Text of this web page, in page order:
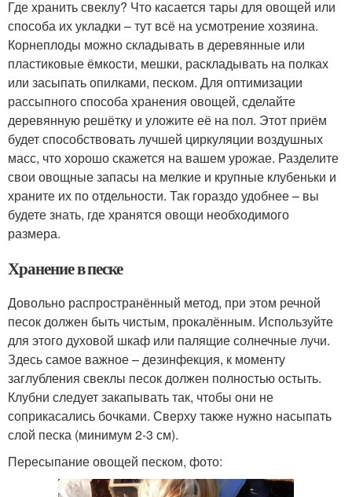
Где хранить свеклу? Что касается тары для овощей или
способа их укладки – тут всё на усмотрение хозяина.
Корнеплоды можно складывать в деревянные или
пластиковые ёмкости, мешки, раскладывать на полках
или засыпать опилками, песком. Для оптимизации
рассыпного способа хранения овощей, сделайте
деревянную решётку и уложите её на пол. Этот приём
будет способствовать лучшей циркуляции воздушных
масс, что хорошо скажется на вашем урожае. Разделите
свои овощные запасы на мелкие и крупные клубеньки и
храните их по отдельности. Так гораздо удобнее – вы
будете знать, где хранятся овощи необходимого
размера.
Хранение в песке
Довольно распространённый метод, при этом речной
песок должен быть чистым, прокалённым. Используйте
для этого духовой шкаф или палящие солнечные лучи.
Здесь самое важное – дезинфекция, к моменту
заглубления свеклы песок должен полностью остыть.
Клубни следует закапывать так, чтобы они не
соприкасались бочками. Сверху также нужно насыпать
слой песка (минимум 2-3 см).
Пересыпание овощей песком, фото: